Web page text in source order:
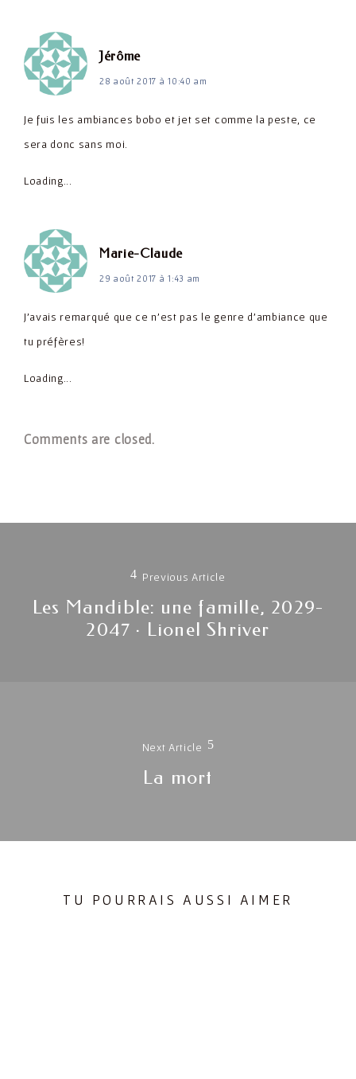
Jérômedit :
28 août 2017 à 10:40 am
Je fuis les ambiances bobo et jet set comme la peste, ce
sera donc sans moi.
Loading...
Marie-Claudedit :
29 août 2017 à 1:43 am
J'avais remarqué que ce n'est pas le genre d'ambiance que
tu préfères!
Loading...
Comments are closed.
l'article
Previous Article
Previous
post:
Les Mandible: une famille, 2029-
2047 · Lionel Shriver
Next Article
Next
La mort
TU POURRAIS AUSSI AIMER